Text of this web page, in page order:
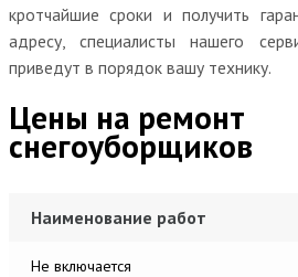
кротчайшие сроки и получить
адресу, специалисты нашего
приведут в порядок вашу технику.
Цены на ремонт
снегоуборщиков
Наименование работ
Не включается